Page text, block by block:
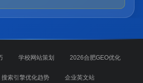
学校网站策划 2026合肥GEO优化
搜索引擎优化趋势 企业英文站